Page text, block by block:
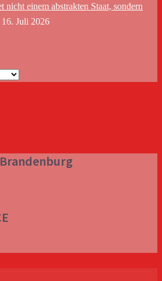
nicht einem abstrakten Staat, sondern
16. Juli 2026